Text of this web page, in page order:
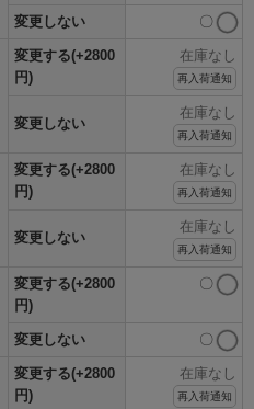
変更しない 〇
変更する(+2800
円)
在庫なし
再入荷通知
変更しない
在庫なし
再入荷通知
変更する(+2800
円)
在庫なし
再入荷通知
変更しない
在庫なし
再入荷通知
変更する(+2800
円)
〇
変更しない 〇
変更する(+2800
円)
在庫なし
再入荷通知